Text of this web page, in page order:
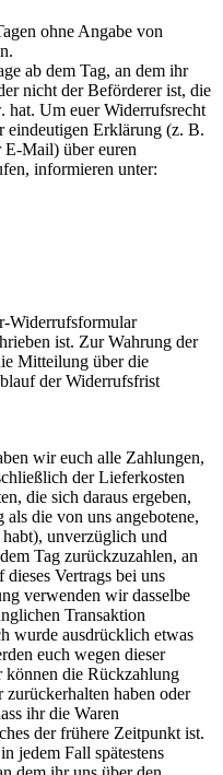
ohne Angabe von
ab dem Tag, an dem ihr
nicht der Beförderer ist, die
hat. Um euer Widerrufsrecht
eindeutigen Erklärung (z. B.
E-Mail) über euren
informieren unter:
Widerrufsformular
ist. Zur Wahrung der
Mitteilung über die
der Widerrufsfrist
wir euch alle Zahlungen,
der Lieferkosten
die sich daraus ergeben,
die von uns angebotene,
unverzüglich und
Tag zurückzuzahlen, an
Vertrags bei uns
verwenden wir dasselbe
Transaktion
wurde ausdrücklich etwas
euch wegen dieser
können die Rückzahlung
haben oder
ihr die Waren
der frühere Zeitpunkt ist.
jedem Fall spätestens